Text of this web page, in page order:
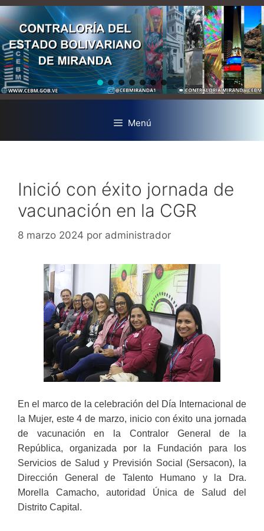
Menú
Inició con éxito jornada de
vacunación en la CGR
8 marzo 2024 por administrador
En el marco de la celebración del Día Internacional de
la Mujer, este 4 de marzo, inicio con éxito una jornada
de vacunación en la Contralor General de la
República, organizada por la Fundación para los
Servicios de Salud y Previsión Social (Sersacon), la
Dirección General de Talento Humano y la Dra.
Morella Camacho, autoridad Única de Salud del
Distrito Capital.